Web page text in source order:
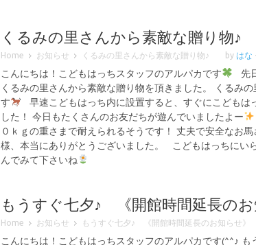
くるみの里さんから素敵な贈り物♪
Home お知らせ くるみの里さんから素敵な贈り物♪ by はな
こんにちは！こどもはっちスタッフのアルパカです
先
くるみの里さんから素敵な贈り物を頂きました。 くるみ
す
早速こどもはっち内に設置すると、すぐにこどもは
した！ 今日もたくさんのお友だちが遊んでいましたよー
０ｋｇの重さまで耐えられるそうです！ 丈夫で安全なお
様、本当にありがとうございました。 こどもはっちにい
んでみて下さいね
もうすぐ七夕♪ 《開館時間延長のお
Home お知らせ もうすぐ七夕♪ 《開館時間延長のお知らせ》
こんにちは！こどもはっちスタッフのアルパカです(^^♪ も